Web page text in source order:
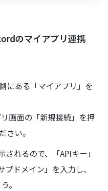
のマイアプリ連携
にある「マイアプリ」を
画面の「新規接続」を押
さい。
れるので、「APIキー」
ブドメイン」を入力し、
。